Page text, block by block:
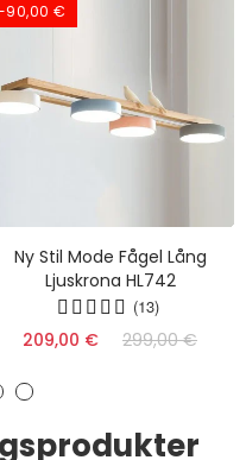
90,00 €
Ny Stil Mode Fågel Lång
Ljuskrona HL742
(13)
209,00 € 299,00 €